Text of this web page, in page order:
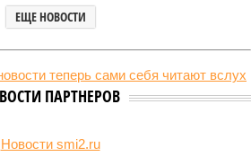
реализуются меры,
статуса и институциональное
на поясах керешу.
ограничились
приоритетной, но также утвердили